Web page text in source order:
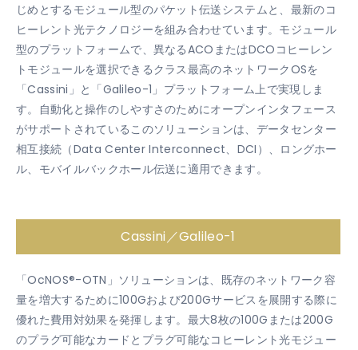
じめとするモジュール型のパケット伝送システムと、最新のコ
ヒーレント光テクノロジーを組み合わせています。モジュール
型のプラットフォームで、異なるACOまたはDCOコヒーレン
トモジュールを選択できるクラス最高のネットワークOSを
「Cassini」と「Galileo-1」プラットフォーム上で実現しま
す。自動化と操作のしやすさのためにオープンインタフェース
がサポートされているこのソリューションは、データセンター
相互接続（Data Center Interconnect、DCI）、ロングホー
ル、モバイルバックホール伝送に適用できます。
Cassini／Galileo-1
「OcNOS®-OTN」ソリューションは、既存のネットワーク容
量を増大するために100Gおよび200Gサービスを展開する際に
優れた費用対効果を発揮します。最大8枚の100Gまたは200G
のプラグ可能なカードとプラグ可能なコヒーレント光モジュー